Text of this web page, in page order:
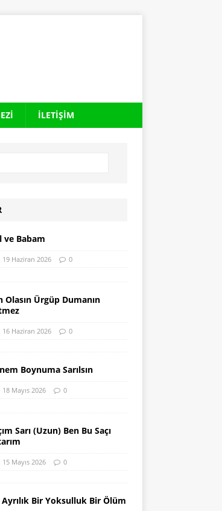
İLETIŞIM
ve Babam
19 Haziran 2026 0
Olasın Ürgüp Dumanın
16 Haziran 2026 0
Boynuma Sarılsın
18 Mayıs 2026 0
Sarı (Uzun) Ben Bu Saçı
15 Mayıs 2026 0
Ayrılık Bir Yoksulluk Bir Ölüm